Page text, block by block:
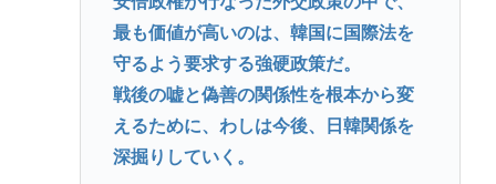
最も価値が高いのは、韓国に国際法を
守るよう要求する強硬政策だ。
戦後の嘘と偽善の関係性を根本から変
えるために、わしは今後、日韓関係を
深掘りしていく。